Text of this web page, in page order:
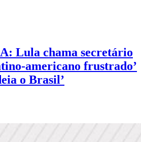
Lula chama secretário
americano frustrado’
o Brasil’